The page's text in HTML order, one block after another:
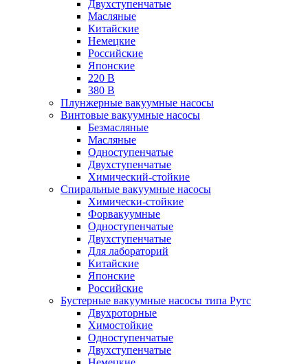
Двухступенчатые
Масляные
Китайские
Немецкие
Российские
Японские
220 В
380 В
Плунжерные вакуумные насосы
Винтовые вакуумные насосы
Безмасляные
Масляные
Одноступенчатые
Двухступенчатые
Химический-стойкие
Спиральные вакуумные насосы
Химически-стойкие
Форвакуумные
Одноступенчатые
Двухступенчатые
Для лабораторий
Китайские
Японские
Российские
Бустерные вакуумные насосы типа Рутс
Двухроторные
Химостойкие
Одноступенчатые
Двухступенчатые